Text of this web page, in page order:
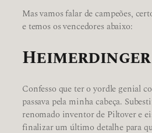
Mas vamos falar de campeões,
e temos os vencedores abaixo:
Heimerdinger
Confesso que ter o yordle genial
passava pela minha cabeça.
renomado inventor de Piltover e
finalizar um último detalhe para